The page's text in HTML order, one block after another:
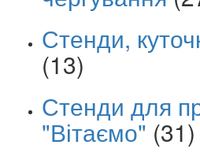
Стенди,
(13)
Стенди для
"Вітаємо" (31)